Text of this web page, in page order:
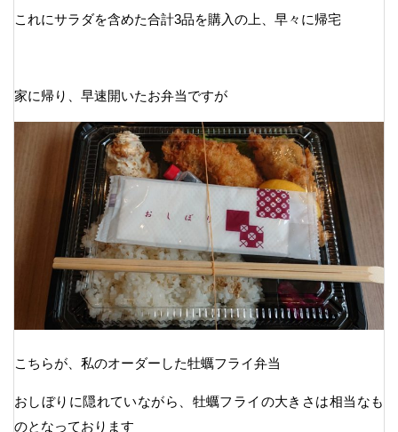
これにサラダを含めた合計3品を購入の上、早々に帰宅
家に帰り、早速開いたお弁当ですが
こちらが、私のオーダーした牡蠣フライ弁当
おしぼりに隠れていながら、牡蠣フライの大きさは相当なも
のとなっております